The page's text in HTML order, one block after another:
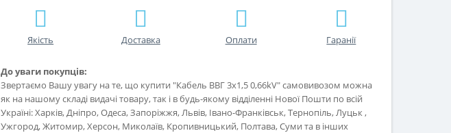
Якість Доставка Оплати Гаранії
До уваги покупців:
Звертаємо Вашу увагу на те, що купити "Кабель ВВГ 3х1,5 0,66kV" самовивозом можна
як на нашому складі видачі товару, так і в будь-якому відділенні Нової Пошти по всій
Україні: Харків, Дніпро, Одеса, Запоріжжя, Львів, Івано-Франківськ, Тернопіль, Луцьк ,
Ужгород, Житомир, Херсон, Миколаїв, Кропивницький, Полтава, Суми та в інших